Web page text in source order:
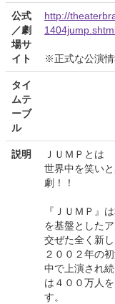
公式
／劇
場サ
イト
http://
※正式な公演情
タイ
ムテ
ーブ
ル
説明
ＪＵＭＰとは
世界中を笑い
劇！！
『ＪＵＭＰ』
を基盤とした
交ぜた全く新
２００２年の
中で上演され
は４００万人
す。